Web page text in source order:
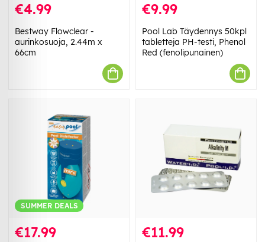
€4.99
Bestway Flowclear -
aurinkosuoja, 2.44m x
66cm
€9.99
Pool Lab Täydennys 50kpl
tabletteja PH-testi, Phenol
Red (fenolipunainen)
SUMMER DEALS
€17.99 €11.99